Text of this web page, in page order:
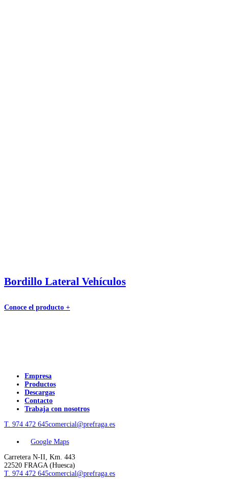
Bordillo Lateral Vehículos
Conoce el producto +
Empresa
Productos
Descargas
Contacto
Trabaja con nosotros
T. 974 472 645comercial@prefraga.es
Google Maps
Carretera N-II, Km. 443
22520 FRAGA (Huesca)
T. 974 472 645comercial@prefraga.es